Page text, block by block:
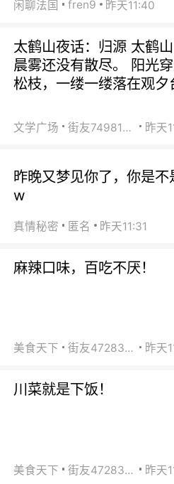
闲聊法国 fren9 昨天11:40
太鹤山夜话：归源 太鹤
晨雾还没有散尽。 阳光
松枝，一缕一缕落在观夕
文学广场 街友74981146 昨天
昨晚又梦见你了，你是
w
真情秘密 匿名 昨天11:31
麻辣口味，百吃不厌！
美食天下 街友472838572 昨天
川菜就是下饭！
美食天下 街友472838572 昨天